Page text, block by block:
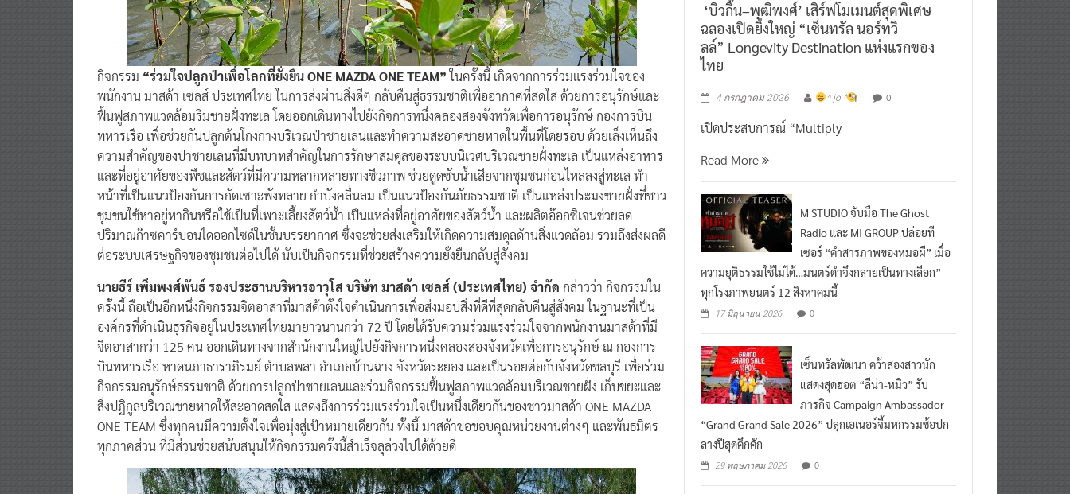
กิจกรรม “ร่วมใจปลูกป่าเพื่อโลกที่ยั่งยืน ONE MAZDA ONE TEAM”ในครั้งนี้ เกิดจากการร่วมแรงร่วมใจของ
พนักงาน มาสด้า เซลส์ ประเทศไทย ในการส่งผ่านสิ่งดีๆ กลับคืนสู่ธรรมชาติเพื่ออากาศที่สดใส ด้วยการอนุรักษ์และ
ฟื้นฟูสภาพแวดล้อมริมชายฝั่งทะเล โดยออกเดินทางไปยังกิจการหนึ่งคลองสองจังหวัดเพื่อการอนุรักษ์ กองการบิน
ทหารเรือ เพื่อช่วยกันปลูกต้นโกงกางบริเวณป่าชายเลนและทำความสะอาดชายหาดในพื้นที่โดยรอบ ด้วยเล็งเห็นถึง
ความสำคัญของป่าชายเลนที่มีบทบาทสำคัญในการรักษาสมดุลของระบบนิเวศบริเวณชายฝั่งทะเล เป็นแหล่งอาหาร
และที่อยู่อาศัยของพืชและสัตว์ที่มีความหลากหลายทางชีวภาพ ช่วยดูดซับน้ำเสียจากชุมชนก่อนไหลลงสู่ทะเล ทำ
หน้าที่เป็นแนวป้องกันการกัดเซาะพังทลาย กำบังคลื่นลม เป็นแนวป้องกันภัยธรรมชาติ เป็นแหล่งประมงชายฝั่งที่ชาว
ชุมชนใช้หาอยู่หากินหรือใช้เป็นที่เพาะเลี้ยงสัตว์น้ำ เป็นแหล่งที่อยู่อาศัยของสัตว์น้ำ และผลิตอ๊อกซิเจนช่วยลด
ปริมาณก๊าซคาร์บอนไดออกไซด์ในชั้นบรรยากาศ ซึ่งจะช่วยส่งเสริมให้เกิดความสมดุลด้านสิ่งแวดล้อม รวมถึงส่งผลดี
ต่อระบบเศรษฐกิจของชุมชนต่อไปได้ นับเป็นกิจกรรมที่ช่วยสร้างความยั่งยืนกลับสู่สังคม
นายธีร์ เพิ่มพงศ์พันธ์ รองประธานบริหารอาวุโส บริษัท มาสด้า เซลส์ (ประเทศไทย) จำกัด กล่าวว่า กิจกรรมใน
ครั้งนี้ ถือเป็นอีกหนึ่งกิจกรรมจิตอาสาที่มาสด้าตั้งใจดำเนินการเพื่อส่งมอบสิ่งที่ดีที่สุดกลับคืนสู่สังคม ในฐานะที่เป็น
องค์กรที่ดำเนินธุรกิจอยู่ในประเทศไทยมายาวนานกว่า 72 ปี โดยได้รับความร่วมแรงร่วมใจจากพนักงานมาสด้าที่มี
จิตอาสากว่า 125 คน ออกเดินทางจากสำนักงานใหญ่ไปยังกิจการหนึ่งคลองสองจังหวัดเพื่อการอนุรักษ์ ณ กองการ
บินทหารเรือ หาดนภาธาราภิรมย์ ตำบลพลา อำเภอบ้านฉาง จังหวัดระยอง และเป็นรอยต่อกับจังหวัดชลบุรี เพื่อร่วม
กิจกรรมอนุรักษ์ธรรมชาติ ด้วยการปลูกป่าชายเลนและร่วมกิจกรรมฟื้นฟูสภาพแวดล้อมบริเวณชายฝั่ง เก็บขยะและ
สิ่งปฏิกูลบริเวณชายหาดให้สะอาดสดใส แสดงถึงการร่วมแรงร่วมใจเป็นหนึ่งเดียวกันของชาวมาสด้า ONE MAZDA
ONE TEAM ซึ่งทุกคนมีความตั้งใจเพื่อมุ่งสู่เป้าหมายเดียวกัน ทั้งนี้ มาสด้าขอขอบคุณหน่วยงานต่างๆ และพันธมิตร
ทุกภาคส่วน ที่มีส่วนช่วยสนับสนุนให้กิจกรรมครั้งนี้สำเร็จลุล่วงไปได้ด้วยดี
‘บิวกิ้น–พุฒิพงศ์’ เสิร์ฟโมเมนต์สุดพิเศษ
ฉลองเปิดยิ่งใหญ่ “เซ็นทรัล นอร์ทวิ
ลล์” Longevity Destination แห่งแรกของ
ไทย
4 กรกฎาคม 2026 ^ jo ^ 0
เปิดประสบการณ์ “Multiply
Read More
M STUDIO จับมือ The Ghost
Radio และ MI GROUP ปล่อยที
เซอร์ “คำสารภาพของหมอผี” เมื่อ
ความยุติธรรมใช้ไม่ได้…มนตร์ดำจึงกลายเป็นทางเลือก”
ทุกโรงภาพยนตร์ 12 สิงหาคมนี้
17 มิถุนายน 2026 0
เซ็นทรัลพัฒนา คว้าสองสาวนัก
แสดงสุดฮอต “ลีน่า-หมิว” รับ
ภารกิจ Campaign Ambassador
“Grand Grand Sale 2026” ปลุกเอเนอร์จี้มหกรรมช้อปก
ลางปีสุดคึกคัก
29 พฤษภาคม 2026 0